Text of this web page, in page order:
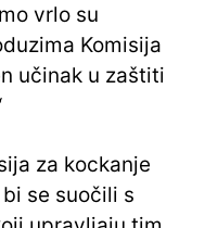
vrlo su
Komisija
učinak u zaštiti
za kockanje
se suočili s